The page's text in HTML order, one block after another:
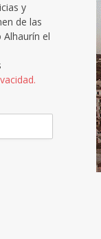
y
de las
el